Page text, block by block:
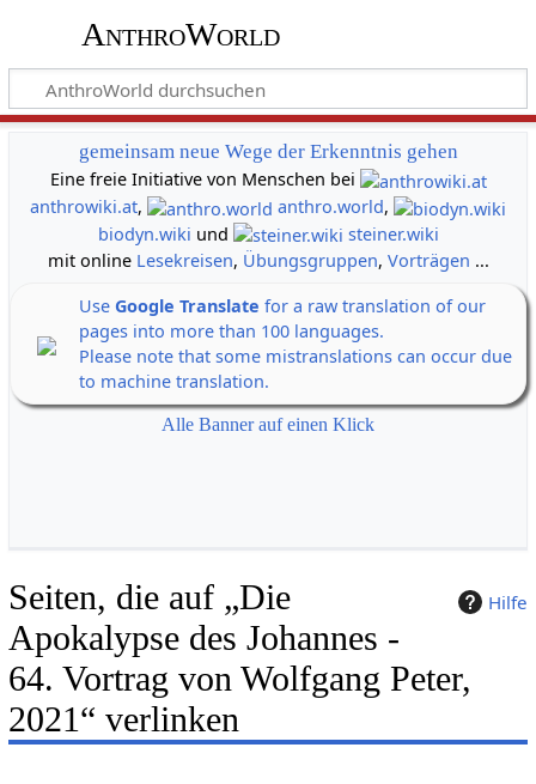
AnthroWorld
gemeinsam neue Wege der Erkenntnis gehen
Eine freie Initiative von Menschen bei
anthrowiki.at, anthro.world,
biodyn.wiki und
steiner.wiki
mit online Lesekreisen, Übungsgruppen, Vorträgen ...
Use Google Translate for a raw translation of our
pages into more than 100 languages.
Please note that some mistranslations can occur due
to machine translation.
Alle Banner auf einen Klick
Hilfe
Seiten, die auf „Die
Apokalypse des Johannes -
64. Vortrag von Wolfgang Peter,
2021“ verlinken